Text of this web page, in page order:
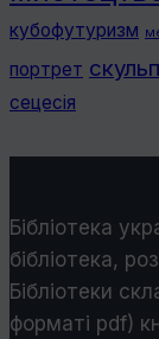
кубофутуризм
портрет
сецесія
Бібліотека
бібліотека,
Бібліотеки
форматі pdf)